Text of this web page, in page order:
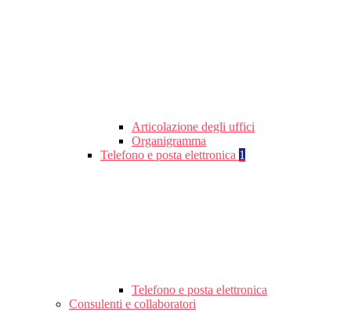
Articolazione degli uffici
Organigramma
Telefono e posta elettronica 1
Telefono e posta elettronica
Consulenti e collaboratori